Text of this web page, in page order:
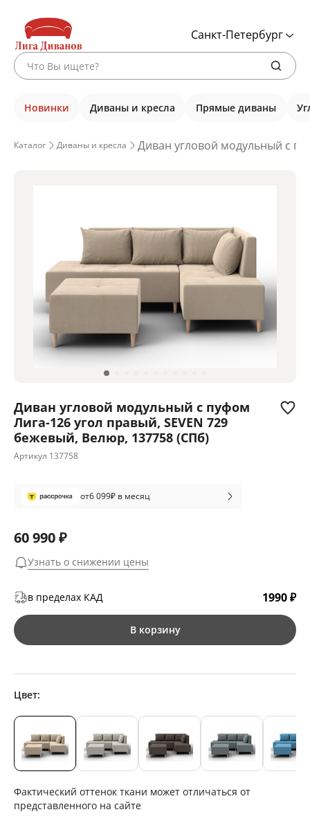
Санкт-Петербург
Новинки Диваны и кресла Прямые диваны
Каталог Диваны и кресла Диван угловой модульный с
Диван угловой модульный с пуфом
Лига-126 угол правый, SEVEN 729
бежевый, Велюр, 137758 (СПб)
Артикул 137758
от6 099₽ в месяц
60 990 ₽
Узнать о снижении цены
в пределах КАД 1990 ₽
В корзину
Цвет:
Фактический оттенок ткани может отличаться от
представленного на сайте